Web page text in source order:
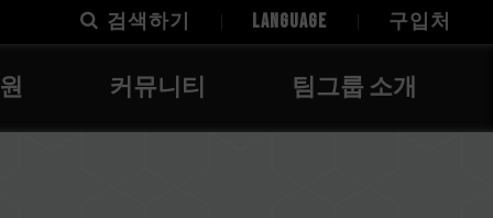
검색하기 LANGUAGE 구입처
커뮤니티 팀그룹 소개